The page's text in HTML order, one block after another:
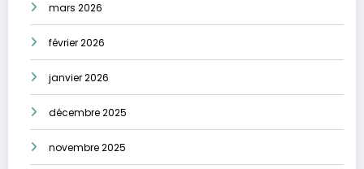
mars 2026
février 2026
janvier 2026
décembre 2025
novembre 2025